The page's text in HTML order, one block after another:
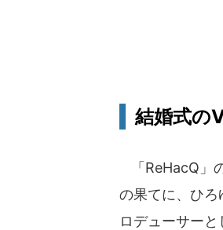
結婚式の
「ReHacQ」
の果てに、ひ
ロデューサー